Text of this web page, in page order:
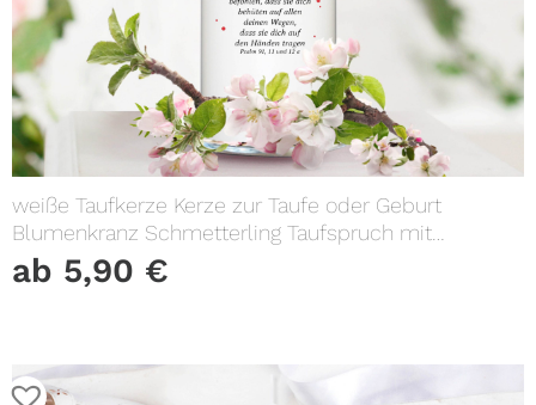
weiße Taufkerze Kerze zur Taufe oder Geburt
Blumenkranz Schmetterling Taufspruch mit
Wunschname & Datum
ab 5,90 €